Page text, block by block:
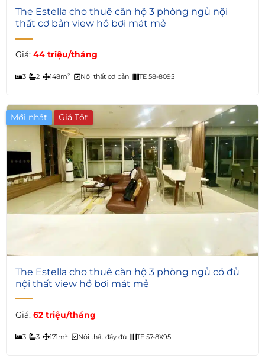
5
The Estella cho thuê căn hộ 3 phòng ngủ nội
thất cơ bản view hồ bơi mát mẻ
Giá: 44 triệu/tháng
3 2 148m² Nội thất cơ bản TE 58-8095
Mới nhất Giá Tốt
6
The Estella cho thuê căn hộ 3 phòng ngủ có đủ
nội thất view hồ bơi mát mẻ
Giá: 62 triệu/tháng
3 3 171m² Nội thất đầy đủ TE 57-8X95